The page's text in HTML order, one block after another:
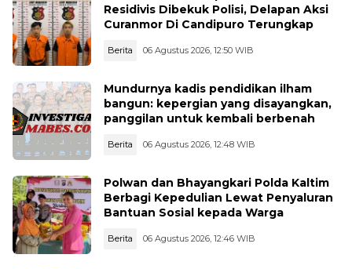
Residivis Dibekuk Polisi, Delapan Aksi
Curanmor Di Candipuro Terungkap
Berita 06 Agustus 2026, 12:50 WIB
Mundurnya kadis pendidikan ilham
bangun: kepergian yang disayangkan,
panggilan untuk kembali berbenah
Berita 06 Agustus 2026, 12:48 WIB
Polwan dan Bhayangkari Polda Kaltim
Berbagi Kepedulian Lewat Penyaluran
Bantuan Sosial kepada Warga
Berita 06 Agustus 2026, 12:46 WIB